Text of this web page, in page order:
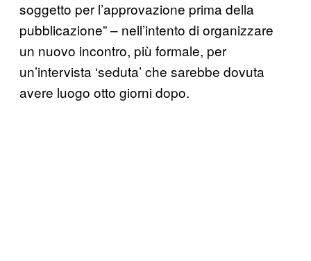
soggetto per l’approvazione prima della
pubblicazione” – nell’intento di organizzare
un nuovo incontro, più formale, per
un’intervista ‘seduta’ che sarebbe dovuta
avere luogo otto giorni dopo.